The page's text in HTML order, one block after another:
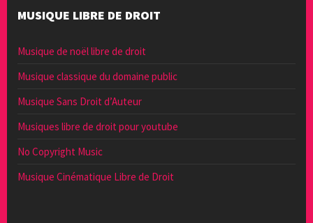
MUSIQUE LIBRE DE DROIT
Musique de noël libre de droit
Musique classique du domaine public
Musique Sans Droit d’Auteur
Musiques libre de droit pour youtube
No Copyright Music
Musique Cinématique Libre de Droit